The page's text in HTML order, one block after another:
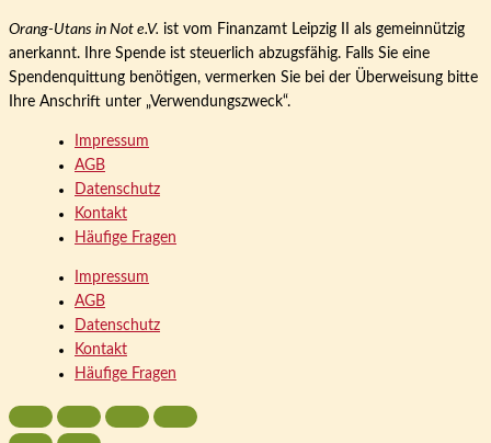
Orang-Utans in Not e.V. ist vom Finanzamt Leipzig II als gemeinnützig
anerkannt. Ihre Spende ist steuerlich abzugsfähig. Falls Sie eine
Spendenquittung benötigen, vermerken Sie bei der Überweisung bitte
Ihre Anschrift unter „Verwendungszweck“.
Impressum
AGB
Datenschutz
Kontakt
Häufige Fragen
Impressum
AGB
Datenschutz
Kontakt
Häufige Fragen